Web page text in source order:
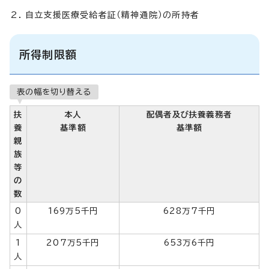
自立支援医療受給者証（精神通院）の所持者
所得制限額
表の幅を切り替える
扶
養
親
族
等
の
数
本人
基準額
配偶者及び扶養義務者
基準額
0
人
169万5千円 628万7千円
1
人
207万5千円 653万6千円